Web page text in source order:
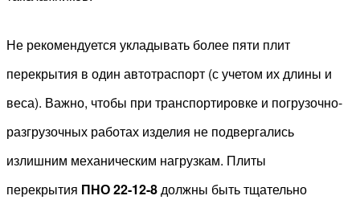
Не рекомендуется укладывать более пяти плит
перекрытия в один автотраспорт (с учетом их длины и
веса). Важно, чтобы при транспортировке и погрузочно-
разгрузочных работах изделия не подвергались
излишним механическим нагрузкам. Плиты
перекрытия ПНО 22-12-8должны быть тщательно